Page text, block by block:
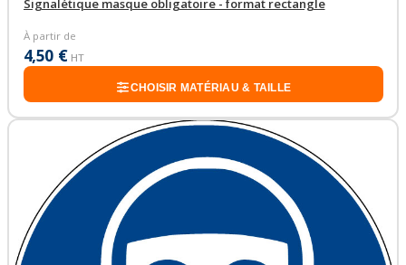
Signalétique masque obligatoire - format rectangle
À partir de
4,50 € HT
CHOISIR MATÉRIAU & TAILLE